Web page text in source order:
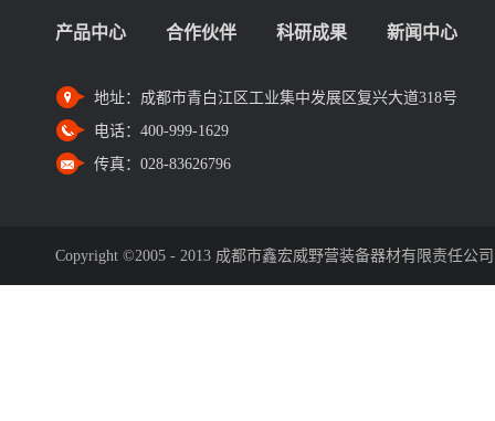
产品中心 合作伙伴 科研成果 新闻中心
地址： 成都市青白江区工业集中发展区复兴大道318号
电话： 400-999-1629
传真： 028-83626796
Copyright ©2005 - 2013 成都市鑫宏威野营装备器材有限责任公司